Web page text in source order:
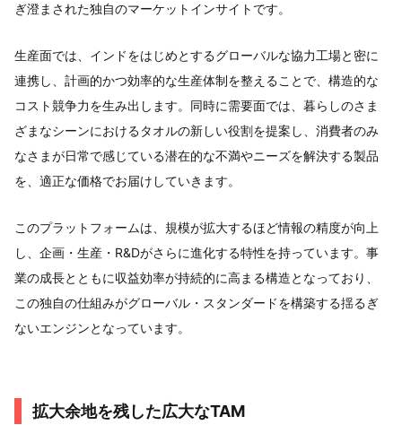
ぎ澄まされた独自のマーケットインサイトです。
生産面では、インドをはじめとするグローバルな協力工場と密に
連携し、計画的かつ効率的な生産体制を整えることで、構造的な
コスト競争力を生み出します。同時に需要面では、暮らしのさま
ざまなシーンにおけるタオルの新しい役割を提案し、消費者のみ
なさまが日常で感じている潜在的な不満やニーズを解決する製品
を、適正な価格でお届けしていきます。
このプラットフォームは、規模が拡大するほど情報の精度が向上
し、企画・生産・R&Dがさらに進化する特性を持っています。事
業の成長とともに収益効率が持続的に高まる構造となっており、
この独自の仕組みがグローバル・スタンダードを構築する揺るぎ
ないエンジンとなっています。
拡大余地を残した広大なTAM